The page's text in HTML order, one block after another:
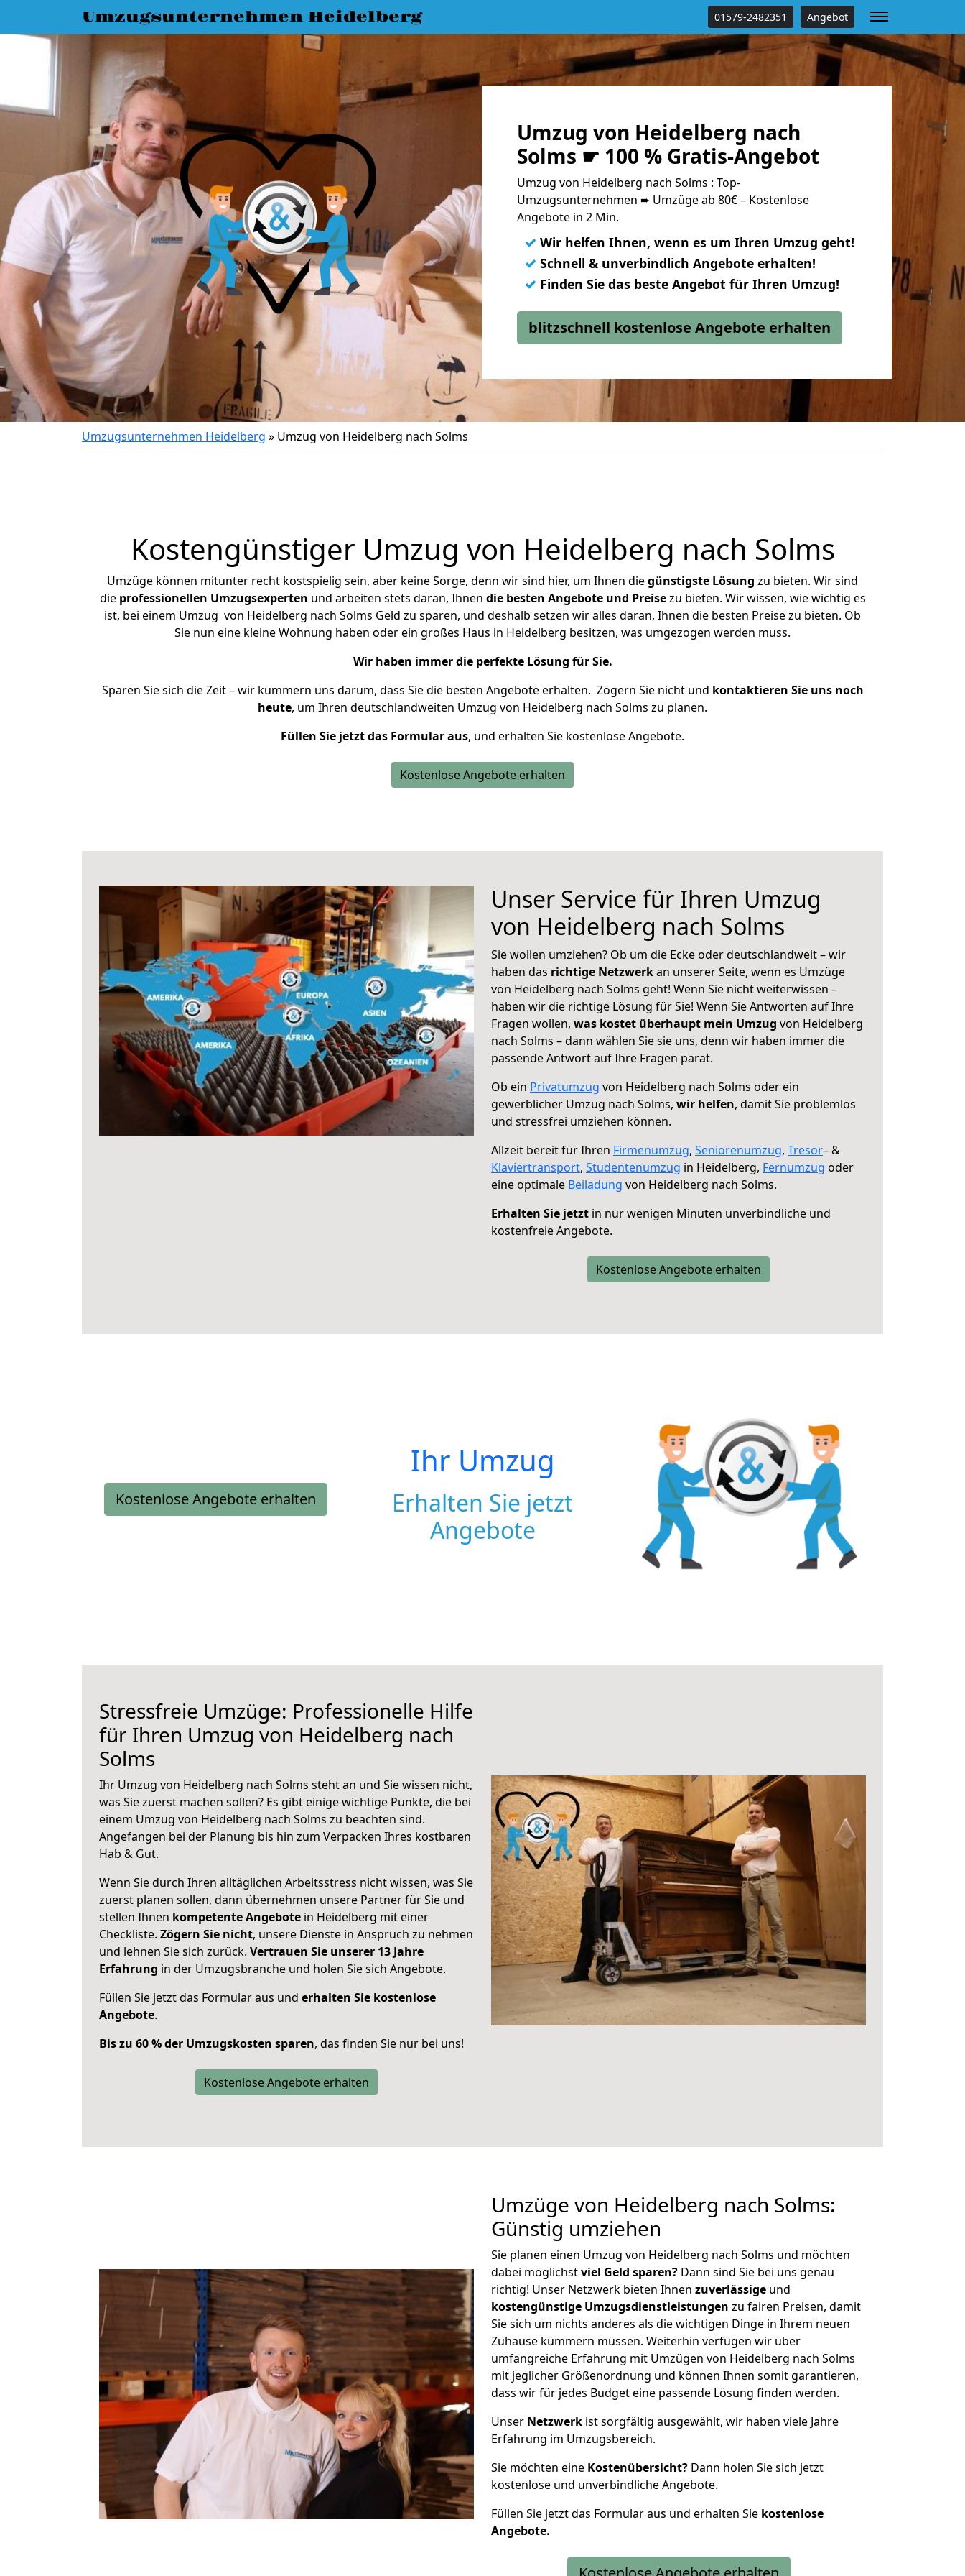
Umzugsunternehmen Heidelberg 01579-2482351 Angebot
Umzug von Heidelberg nach
Solms ☛ 100 % Gratis-Angebot
Umzug von Heidelberg nach Solms : Top-
Umzugsunternehmen ➨ Umzüge ab 80€ – Kostenlose
Angebote in 2 Min.
✓ Wir helfen Ihnen, wenn es um Ihren Umzug geht!
✓ Schnell & unverbindlich Angebote erhalten!
✓ Finden Sie das beste Angebot für Ihren Umzug!
blitzschnell kostenlose Angebote erhalten
Umzugsunternehmen Heidelberg » Umzug von Heidelberg nach Solms
Kostengünstiger Umzug von Heidelberg nach Solms
Umzüge können mitunter recht kostspielig sein, aber keine Sorge, denn wir sind hier, um Ihnen diegünstigste Lösung zu bieten. Wir sind
die professionellen Umzugsexperten und arbeiten stets daran, Ihnen die besten Angebote und Preisezu bieten. Wir wissen, wie wichtig es
ist, bei einem Umzug von Heidelberg nach Solms Geld zu sparen, und deshalb setzen wir alles daran, Ihnen die besten Preise zu bieten. Ob
Sie nun eine kleine Wohnung haben oder ein großes Haus in Heidelberg besitzen, was umgezogen werden muss.
Wir haben immer die perfekte Lösung für Sie.
Sparen Sie sich die Zeit – wir kümmern uns darum, dass Sie die besten Angebote erhalten. Zögern Sie nicht und kontaktieren Sie uns noch
heute, um Ihren deutschlandweiten Umzug von Heidelberg nach Solms zu planen.
Füllen Sie jetzt das Formular aus, und erhalten Sie kostenlose Angebote.
Kostenlose Angebote erhalten
Unser Service für Ihren Umzug
von Heidelberg nach Solms
Sie wollen umziehen? Ob um die Ecke oder deutschlandweit – wir
haben das richtige Netzwerkan unserer Seite, wenn es Umzüge
von Heidelberg nach Solms geht! Wenn Sie nicht weiterwissen –
haben wir die richtige Lösung für Sie! Wenn Sie Antworten auf Ihre
Fragen wollen, was kostet überhaupt mein Umzug von Heidelberg
nach Solms – dann wählen Sie sie uns, denn wir haben immer die
passende Antwort auf Ihre Fragen parat.
Ob ein Privatumzug von Heidelberg nach Solms oder ein
gewerblicher Umzug nach Solms, wir helfen, damit Sie problemlos
und stressfrei umziehen können.
Allzeit bereit für Ihren Firmenumzug, Seniorenumzug, Tresor– &
Klaviertransport, Studentenumzug in Heidelberg, Fernumzug oder
eine optimale Beiladung von Heidelberg nach Solms.
Erhalten Sie jetzt in nur wenigen Minuten unverbindliche und
kostenfreie Angebote.
Kostenlose Angebote erhalten
Kostenlose Angebote erhalten
Ihr Umzug
Erhalten Sie jetzt
Angebote
Stressfreie Umzüge: Professionelle Hilfe
für Ihren Umzug von Heidelberg nach
Solms
Ihr Umzug von Heidelberg nach Solms steht an und Sie wissen nicht,
was Sie zuerst machen sollen? Es gibt einige wichtige Punkte, die bei
einem Umzug von Heidelberg nach Solms zu beachten sind.
Angefangen bei der Planung bis hin zum Verpacken Ihres kostbaren
Hab & Gut.
Wenn Sie durch Ihren alltäglichen Arbeitsstress nicht wissen, was Sie
zuerst planen sollen, dann übernehmen unsere Partner für Sie und
stellen Ihnen kompetente Angebote in Heidelberg mit einer
Checkliste. Zögern Sie nicht, unsere Dienste in Anspruch zu nehmen
und lehnen Sie sich zurück. Vertrauen Sie unserer 13 Jahre
Erfahrung in der Umzugsbranche und holen Sie sich Angebote.
Füllen Sie jetzt das Formular aus und erhalten Sie kostenlose
Angebote.
Bis zu 60 % der Umzugskosten sparen, das finden Sie nur bei uns!
Kostenlose Angebote erhalten
Umzüge von Heidelberg nach Solms:
Günstig umziehen
Sie planen einen Umzug von Heidelberg nach Solms und möchten
dabei möglichstviel Geld sparen? Dann sind Sie bei uns genau
richtig! Unser Netzwerk bieten Ihnen zuverlässige und
kostengünstige Umzugsdienstleistungen zu fairen Preisen, damit
Sie sich um nichts anderes als die wichtigen Dinge in Ihrem neuen
Zuhause kümmern müssen. Weiterhin verfügen wir über
umfangreiche Erfahrung mit Umzügen von Heidelberg nach Solms
mit jeglicher Größenordnung und können Ihnen somit garantieren,
dass wir für jedes Budget eine passende Lösung finden werden.
Unser Netzwerk ist sorgfältig ausgewählt, wir haben viele Jahre
Erfahrung im Umzugsbereich.
Sie möchten eine Kostenübersicht? Dann holen Sie sich jetzt
kostenlose und unverbindliche Angebote.
Füllen Sie jetzt das Formular aus und erhalten Sie kostenlose
Angebote.